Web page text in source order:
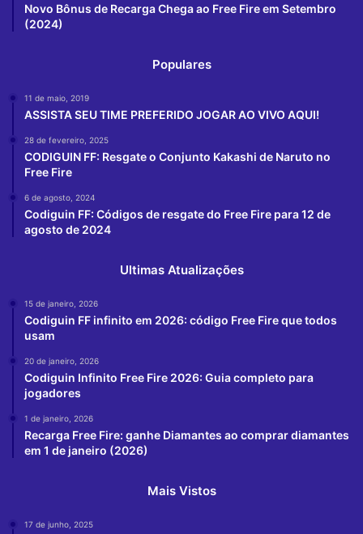
Novo Bônus de Recarga Chega ao Free Fire em Setembro
(2024)
Populares
11 de maio, 2019
ASSISTA SEU TIME PREFERIDO JOGAR AO VIVO AQUI!
28 de fevereiro, 2025
CODIGUIN FF: Resgate o Conjunto Kakashi de Naruto no
Free Fire
6 de agosto, 2024
Codiguin FF: Códigos de resgate do Free Fire para 12 de
agosto de 2024
Ultimas Atualizações
15 de janeiro, 2026
Codiguin FF infinito em 2026: código Free Fire que todos
usam
20 de janeiro, 2026
Codiguin Infinito Free Fire 2026: Guia completo para
jogadores
1 de janeiro, 2026
Recarga Free Fire: ganhe Diamantes ao comprar diamantes
em 1 de janeiro (2026)
Mais Vistos
17 de junho, 2025